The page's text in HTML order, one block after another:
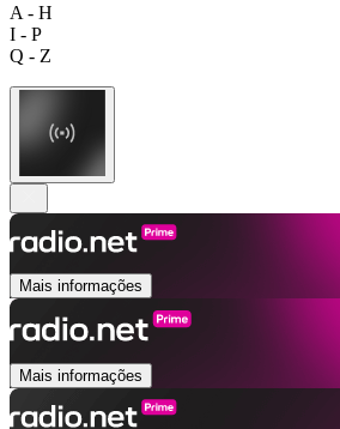
A - H
I - P
Q - Z
Mais informações
Mais informações